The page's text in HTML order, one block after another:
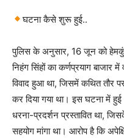
घटना कैसे शुरू हुई..
पुलिस के अनुसार, 16 जून को
निहंग सिंहों का कर्णप्रयाग बाजार
विवाद हुआ था, जिसमें कथित तौर
कर दिया गया था। इस घटना में हुई
धरना-प्रदर्शन प्रस्तावित था,
सहयोग मांगा था। आरोप है कि